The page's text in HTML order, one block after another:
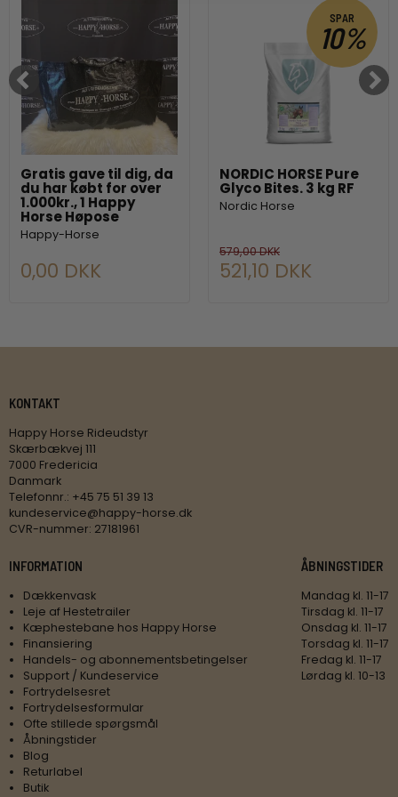
Gratis gave til dig, da
du har købt for over
1.000kr., 1 Happy
Horse Høpose
Happy-Horse
0,00 DKK
SPAR
10%
NORDIC HORSE Pure
Glyco Bites. 3 kg RF
Nordic Horse
579,00 DKK
521,10 DKK
KONTAKT
Happy Horse Rideudstyr
Skærbækvej 111
7000 Fredericia
Danmark
Telefonnr.: +45 75 51 39 13
kundeservice@happy-horse.dk
CVR-nummer: 27181961
INFORMATION
Dækkenvask
Leje af Hestetrailer
Kæphestebane hos Happy Horse
Finansiering
Handels- og abonnementsbetingelser
Support / Kundeservice
Fortrydelsesret
Fortrydelsesformular
Ofte stillede spørgsmål
Åbningstider
Blog
Returlabel
Butik
ÅBNINGSTIDER
Mandag kl. 11-17
Tirsdag kl. 11-17
Onsdag kl. 11-17
Torsdag kl. 11-17
Fredag kl. 11-17
Lørdag kl. 10-13